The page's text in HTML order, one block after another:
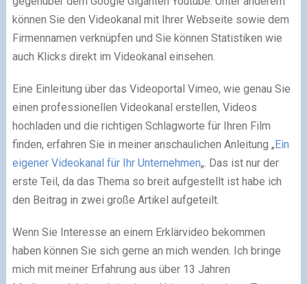
können Sie den Videokanal mit Ihrer Webseite sowie dem
Firmennamen verknüpfen und Sie können Statistiken wie
auch Klicks direkt im Videokanal einsehen.
Eine Einleitung über das Videoportal Vimeo, wie genau Sie
einen professionellen Videokanal erstellen, Videos
hochladen und die richtigen Schlagworte für Ihren Film
finden, erfahren Sie in meiner anschaulichen Anleitung „ Ein
eigener Videokanal für Ihr Unternehmen„. Das ist nur der
erste Teil, da das Thema so breit aufgestellt ist habe ich
den Beitrag in zwei große Artikel aufgeteilt.
Wenn Sie Interesse an einem Erklärvideo bekommen
haben können Sie sich gerne an mich wenden. Ich bringe
mich mit meiner Erfahrung aus über 13 Jahren